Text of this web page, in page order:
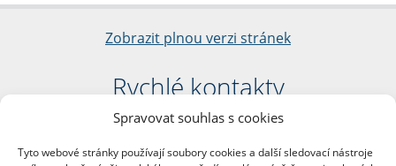
Spravovat souhlas s cookies
Tyto webové stránky používají soubory cookies a další sledovací nástroje
Zobrazit plnou verzi stránek
Rychlé kontakty
Filozofická fakulta
nám. Jana Palacha 1/2